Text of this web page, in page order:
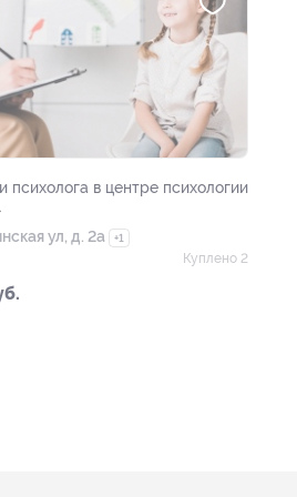
психолога в центре психологии
ул, д. 2а
+1
Куплено 2